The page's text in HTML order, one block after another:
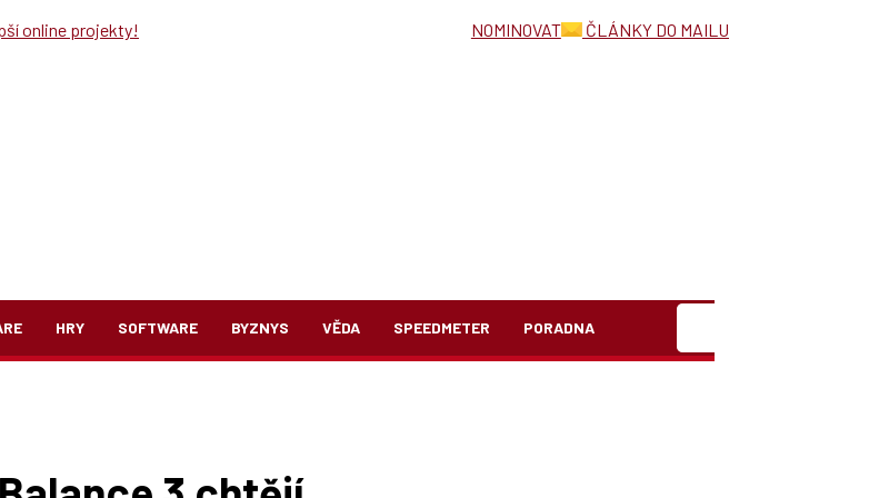
HRY SOFTWARE BYZNYS VĚDA SPEEDMETER PORADNA
online projekty! NOMINOVAT ČLÁNKY DO MAILU